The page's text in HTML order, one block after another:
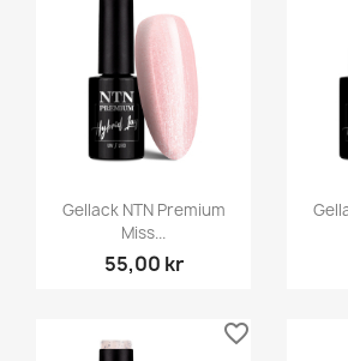
Gellack NTN Premium
Miss...
55,00 kr
favorite_border